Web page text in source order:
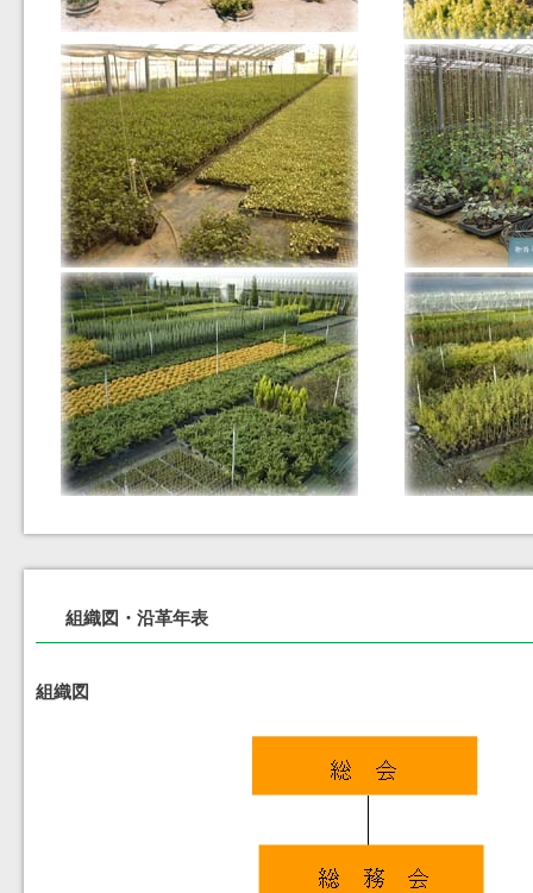
組織図・沿革年表
組織図